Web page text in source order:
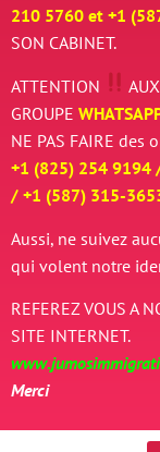
210 5760 et +1
SON CABINET.
ATTENTION
GROUPE
NE PAS FAIRE des
+1 (825) 254 9194
/ +1 (587) 315-
Aussi, ne suivez
qui volent notre
REFEREZ VOUS A
SITE INTERNET.
Merci